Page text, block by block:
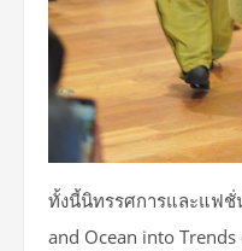
ทั้งนี้นิทรรศการและแฟชั่
and Ocean into